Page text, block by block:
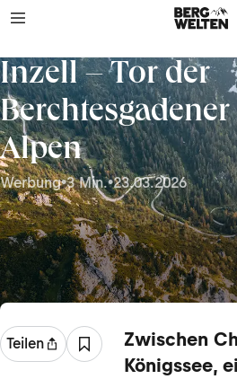
Inzell – Tor der
Berchtesgadener
Alpen
Werbung•3 Min.•23.03.2026
Teilen
Zwischen
Königssee,